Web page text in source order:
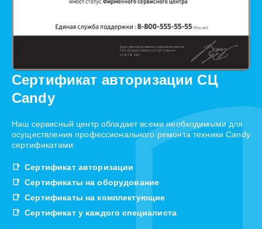
Сертификат авторизации СЦ
Candy
Наш сервисный центр обладает всеми необходимыми для
осуществления профессионального ремонта техники Candy
сертификатами:
Сертификат авторизации
Сертификаты на оборудование
Сертификаты на комплектующие
Сертификат у каждого специалиста